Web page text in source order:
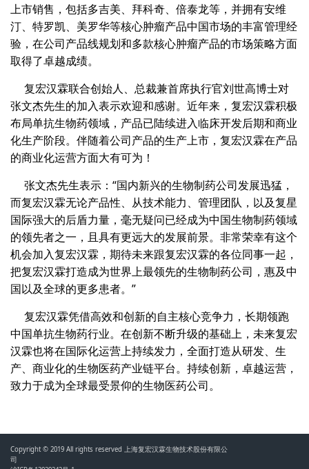
上市销售，包括多吉美、拜科奇、倍泰龙等，并拥有安维
汀、特罗凯、美罗华等核心肿瘤产品中国市场的丰富管理经
验，在公司产品线规划和多款核心肿瘤产品的市场策略方面
取得了卓越成绩。
复宏汉霖联合创始人、总裁兼首席执行官刘世高博士对
张文杰先生的加入表示欢迎和感谢。 近年来，复宏汉霖积极
布局单抗生物药领域，产品已陆续进入临床开发后期和商业
化生产阶段。伴随着公司产品的生产上市，复宏汉霖在产品
的商业化运营方面大有可为！
张文杰先生表示：“国内新兴的生物制药公司发展迅猛，
而复宏汉霖无论产品性、从技术能力、管理团队，以及复星
国际强大的后盾力量，毫无疑问已经成为中国生物制药领域
的领先者之一，且具有更远大的发展前景。非常荣幸有这个
机会加入复宏汉霖，期待未来跟复宏汉霖的各位同事一起，
把复宏汉霖打造成为世界上最领先的生物制药公司，惠及中
国以及全球的更多患者。”
复宏汉霖凭借高效和创新的自主核心竞争力，长期领跑
中国单抗生物药行业。在创新不断升级的基础上，未来复宏
汉霖也将在国际化运营上持续发力，全面打造从研发、生
产、商业化的生物医药产业链平台。持续创新，卓越运营，
致力于成为全球最受景仰的生物医药公司。
Copyright © 2019 All rights reserved 上海复宏汉霖生物技术股份有限公
司